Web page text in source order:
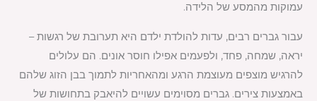
עמוקות מהמסע של הלידה.
עבור גברים רבים, עדות להולדת ילדם היא תערובת של רגשות –
יראה, שמחה, פחד, ולפעמים אפילו חוסר אונים. הם עלולים
להרגיש מוצפים מעוצמת הרגע ומהאחריות לתמוך בבן הזוג שלהם
באמצעות צירים. גברים מסוימים עשויים להיאבק בתחושות של